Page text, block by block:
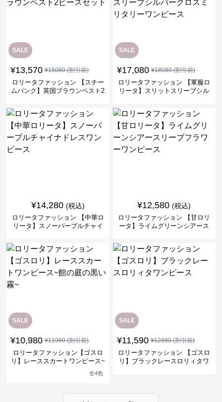
SALE
¥13,570 ¥15080(割引前)
ロリータファッション 【スチー
ムパンク】英国ブラウンベスト2
SALE
¥17,080 ¥18080(割引前)
ロリータファッション 【軍服ロ
リータ】スリットスリーブシル
¥14,280 (税込)
ロリータファッション 【中華ロ
リータ】スノーパープルチャイ
¥12,580 (税込)
ロリータファッション 【甘ロリ
ータ】ライムグリーンシアース
SALE
¥10,980 ¥11980(割引前)
ロリータファッション【ゴスロ
リ】レーススカートワンピース~
全4色
SALE
¥11,590 ¥12880(割引前)
ロリータファッション 【ゴスロ
リ】ブラックレースロリィタワ